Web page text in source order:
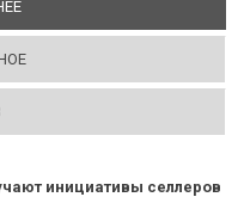
(АКТИВНАЯ ВКЛАДКА)
инициативы селлеров